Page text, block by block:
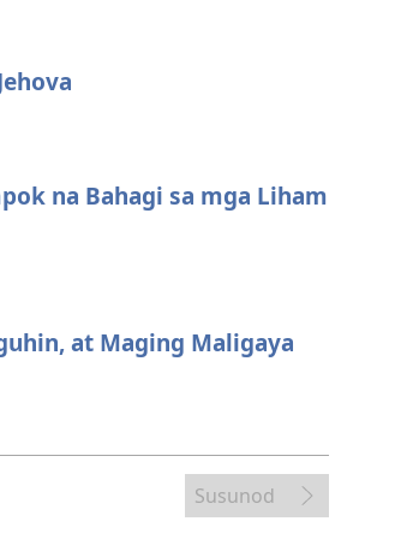
na Bahagi sa mga Liham
at Maging Maligaya
Susunod